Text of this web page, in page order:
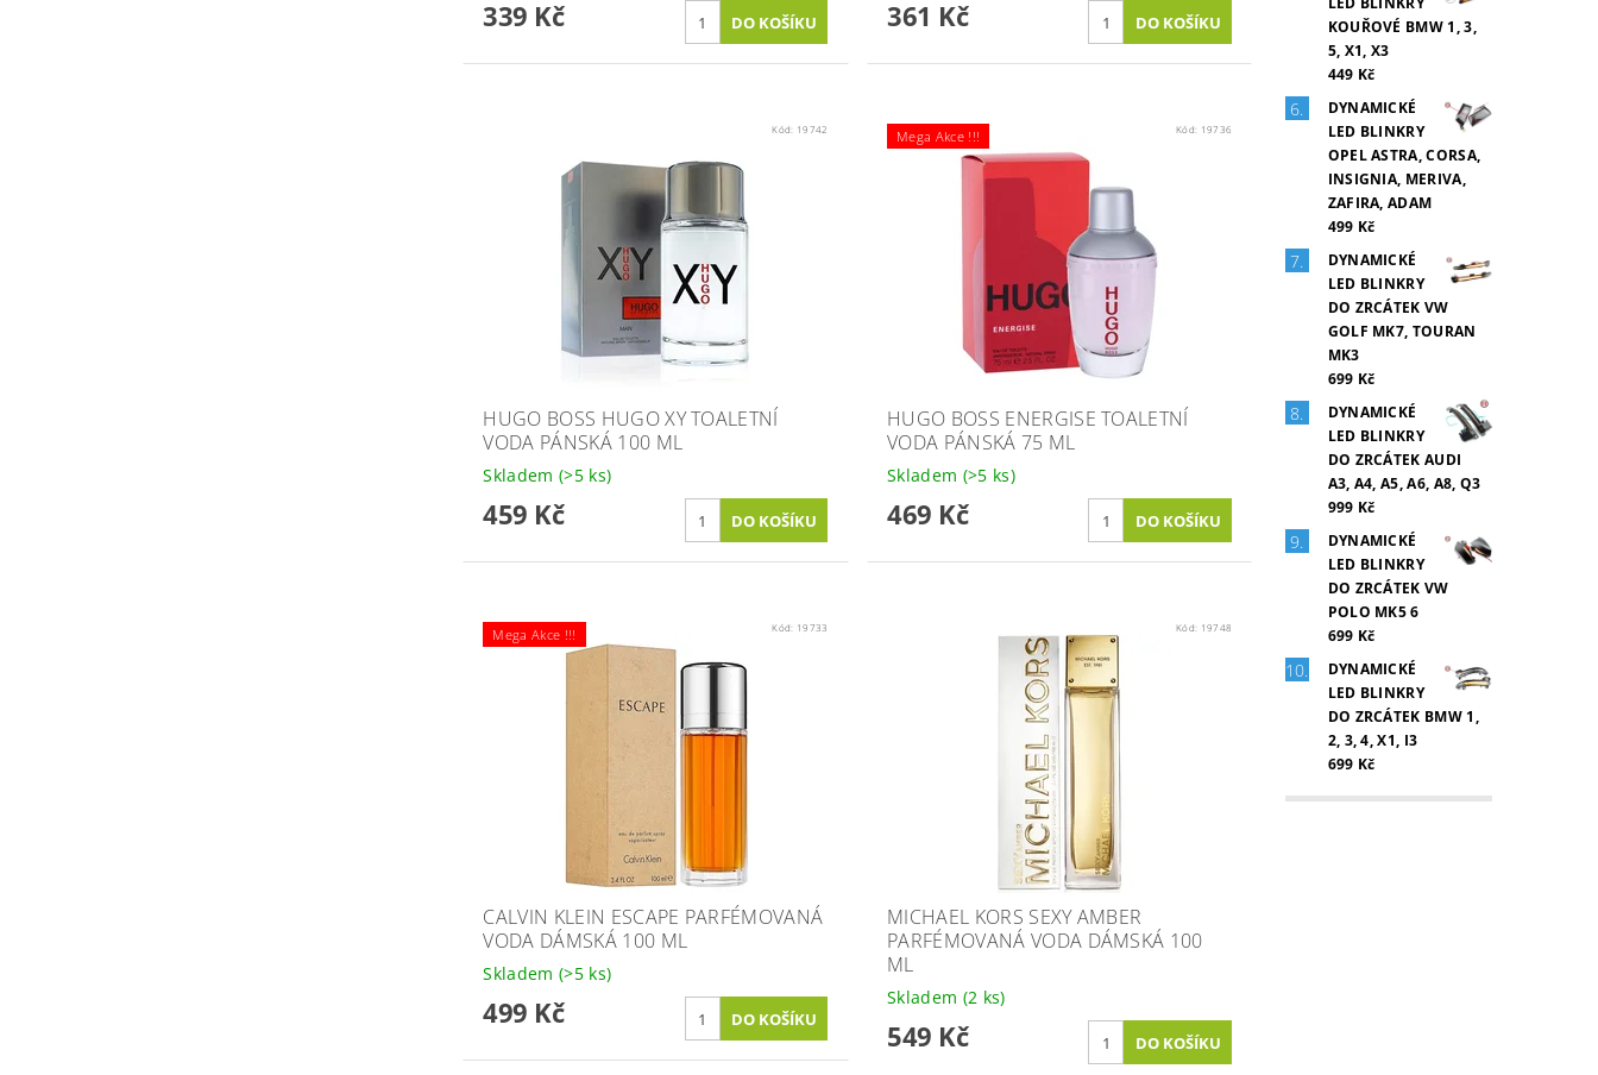
339 Kč 361 Kč
Kód: 19742
HUGO BOSS HUGO XY TOALETNÍ
VODA PÁNSKÁ 100 ML
Skladem (>5 ks)
459 Kč
Mega Akce !!! Kód: 19736
HUGO BOSS ENERGISE TOALETNÍ
VODA PÁNSKÁ 75 ML
Skladem (>5 ks)
469 Kč
Mega Akce !!! Kód: 19733
CALVIN KLEIN ESCAPE PARFÉMOVANÁ
VODA DÁMSKÁ 100 ML
Skladem (>5 ks)
499 Kč
Kód: 19748
MICHAEL KORS SEXY AMBER
PARFÉMOVANÁ VODA DÁMSKÁ 100
ML
Skladem (2 ks)
549 Kč
KOUŘOVÉ BMW 1, 3,
5, X1, X3
449 Kč
DYNAMICKÉ
LED BLINKRY
OPEL ASTRA, CORSA,
INSIGNIA, MERIVA,
ZAFIRA, ADAM
499 Kč
DYNAMICKÉ
LED BLINKRY
DO ZRCÁTEK VW
GOLF MK7, TOURAN
MK3
699 Kč
DYNAMICKÉ
LED BLINKRY
DO ZRCÁTEK AUDI
A3, A4, A5, A6, A8, Q3
999 Kč
DYNAMICKÉ
LED BLINKRY
DO ZRCÁTEK VW
POLO MK5 6
699 Kč
DYNAMICKÉ
LED BLINKRY
DO ZRCÁTEK BMW 1,
2, 3, 4, X1, I3
699 Kč